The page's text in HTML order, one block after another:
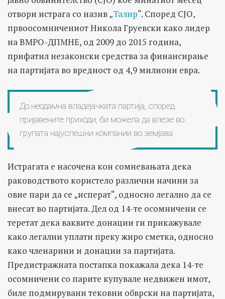
отвори истрага со назив „Талир“. Според СЈО,
првоосомничениот Никола Груевски како лидер
на ВМРО-ДПМНЕ, од 2009 до 2015 година,
прифатил незаконски средства за финансирање
на партијата во вредност од 4,9 милиони евра.
До неодамна владејачката партија, според
пријавените приходи, би можела да влезе во
групата најуспешни компании во земјава
Истрагата е насочена кон сомневањата дека
раководството користело различни начини за
овие пари да се „исперат“, односно легално да се
внесат во партијата. Дел од 14-те осомничени се
теретат дека ваквите донации ги прикажувале
како легални уплати преку жиро сметка, односно
како членарини и донации за партијата.
Предистражната постапка покажала дека 14-те
осомничени со парите купувале недвижен имот,
биле подмирувани тековни обврски на партијата,